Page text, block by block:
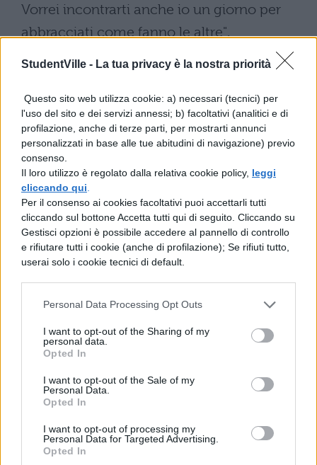
StudentVille - La tua privacy è la nostra priorità
Questo sito web utilizza cookie: a) necessari (tecnici) per
l'uso del sito e dei servizi annessi; b) facoltativi (analitici e di
profilazione, anche di terze parti, per mostrarti annunci
personalizzati in base alle tue abitudini di navigazione) previo
consenso.
Il loro utilizzo è regolato dalla relativa cookie policy, leggi
cliccando qui
Per il consenso ai cookies facoltativi puoi accettarli tutti
cliccando sul bottone Accetta tutti qui di seguito. Cliccando su
Gestisci opzioni è possibile accedere al pannello di controllo
e rifiutare tutti i cookie (anche di profilazione); Se rifiuti tutto,
userai solo i cookie tecnici di default.
Personal Data Processing Opt Outs
I want to opt-out of the Sharing of my
personal data.
Opted In
I want to opt-out of the Sale of my
Personal Data.
Opted In
I want to opt-out of processing my
Personal Data for Targeted Advertising.
Opted In
Vorrei incontrarti anche io un giorno per
abbracciati come fanno le altre".
Antonyha risolto tutto con una scrollata di
il video e vaffanculo", aggiungendo, tra i
commenti al video, un perentorio invito:
"Distruggete questo video di like puffe e
facciamolo esplodere in modo da far
rosicare quel bastardo che l'ha segnalato!"
Ed ecco ilvideodella discordia.
TI POTREBBE INTERESSARE
MATURITÀ